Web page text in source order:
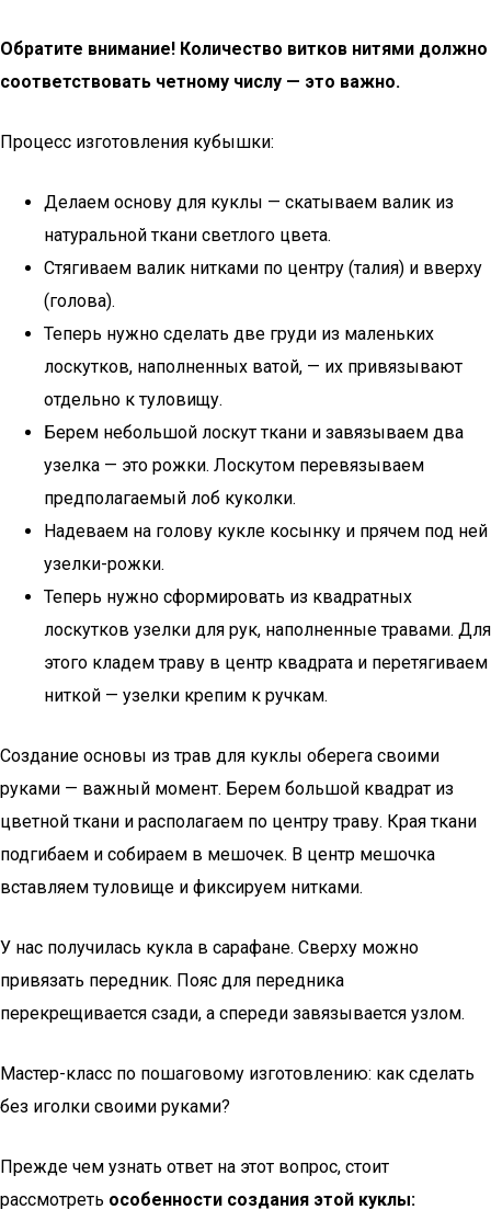
Обратите внимание! Количество витков нитями должно
соответствовать четному числу — это важно.
Процесс изготовления кубышки:
Делаем основу для куклы — скатываем валик из
натуральной ткани светлого цвета.
Стягиваем валик нитками по центру (талия) и вверху
(голова).
Теперь нужно сделать две груди из маленьких
лоскутков, наполненных ватой, — их привязывают
отдельно к туловищу.
Берем небольшой лоскут ткани и завязываем два
узелка — это рожки. Лоскутом перевязываем
предполагаемый лоб куколки.
Надеваем на голову кукле косынку и прячем под ней
узелки-рожки.
Теперь нужно сформировать из квадратных
лоскутков узелки для рук, наполненные травами. Для
этого кладем траву в центр квадрата и перетягиваем
ниткой — узелки крепим к ручкам.
Создание основы из трав для куклы оберега своими
руками — важный момент. Берем большой квадрат из
цветной ткани и располагаем по центру траву. Края ткани
подгибаем и собираем в мешочек. В центр мешочка
вставляем туловище и фиксируем нитками.
У нас получилась кукла в сарафане. Сверху можно
привязать передник. Пояс для передника
перекрещивается сзади, а спереди завязывается узлом.
Мастер-класс по пошаговому изготовлению: как сделать
без иголки своими руками?
Прежде чем узнать ответ на этот вопрос, стоит
рассмотреть особенности создания этой куклы: